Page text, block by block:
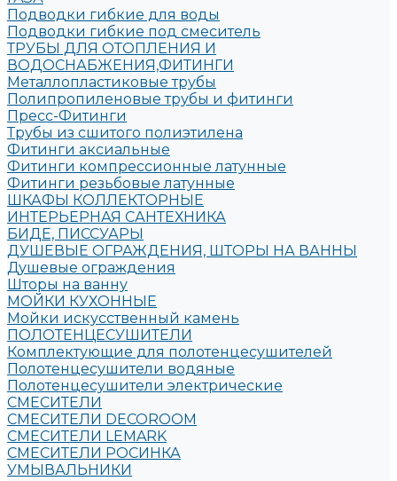
Подводки гибкие для воды
Подводки гибкие под смеситель
ТРУБЫ ДЛЯ ОТОПЛЕНИЯ И
ВОДОСНАБЖЕНИЯ,ФИТИНГИ
Металлопластиковые трубы
Полипропиленовые трубы и фитинги
Пресс-Фитинги
Трубы из сшитого полиэтилена
Фитинги аксиальные
Фитинги компрессионные латунные
Фитинги резьбовые латунные
ШКАФЫ КОЛЛЕКТОРНЫЕ
ИНТЕРЬЕРНАЯ САНТЕХНИКА
БИДЕ, ПИССУАРЫ
ДУШЕВЫЕ ОГРАЖДЕНИЯ, ШТОРЫ НА ВАННЫ
Душевые ограждения
Шторы на ванну
МОЙКИ КУХОННЫЕ
Мойки искусственный камень
ПОЛОТЕНЦЕСУШИТЕЛИ
Комплектующие для полотенцесушителей
Полотенцесушители водяные
Полотенцесушители электрические
СМЕСИТЕЛИ
СМЕСИТЕЛИ DECOROOM
СМЕСИТЕЛИ LEMARK
СМЕСИТЕЛИ РОСИНКА
УМЫВАЛЬНИКИ